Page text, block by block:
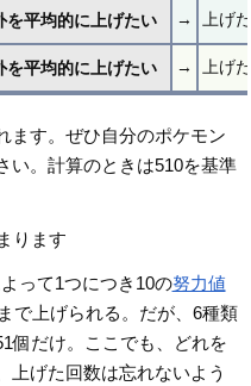
を平均的に上げたい → 上げ
を平均的に上げたい → 上げ
ます。ぜひ自分のポケモン
い。計算のときは510を基準
ります
って1つにつき10の努力値
で上げられる。だが、6種類
個だけ。ここでも、どれを
上げた回数は忘れないよう